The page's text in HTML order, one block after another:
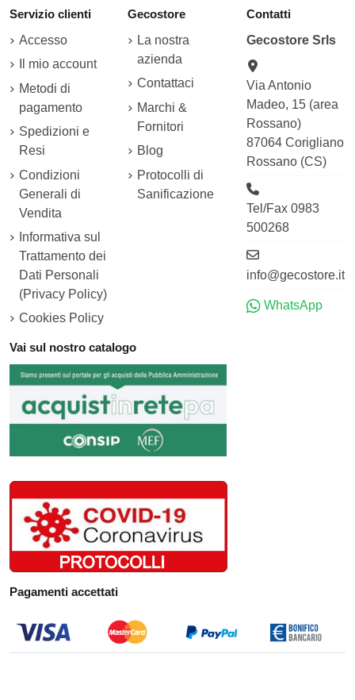
Servizio clienti
Accesso
Il mio account
Metodi di
pagamento
Spedizioni e
Resi
Condizioni
Generali di
Vendita
Informativa sul
Trattamento dei
Dati Personali
(Privacy Policy)
Cookies Policy
Gecostore
La nostra
azienda
Contattaci
Marchi &
Fornitori
Blog
Protocolli di
Sanificazione
Contatti
Gecostore Srls
Via Antonio
Madeo, 15 (area
Rossano)
87064 Corigliano
Rossano (CS)
Tel/Fax 0983
500268
info@gecostore.it
WhatsApp
Vai sul nostro catalogo
Pagamenti accettati